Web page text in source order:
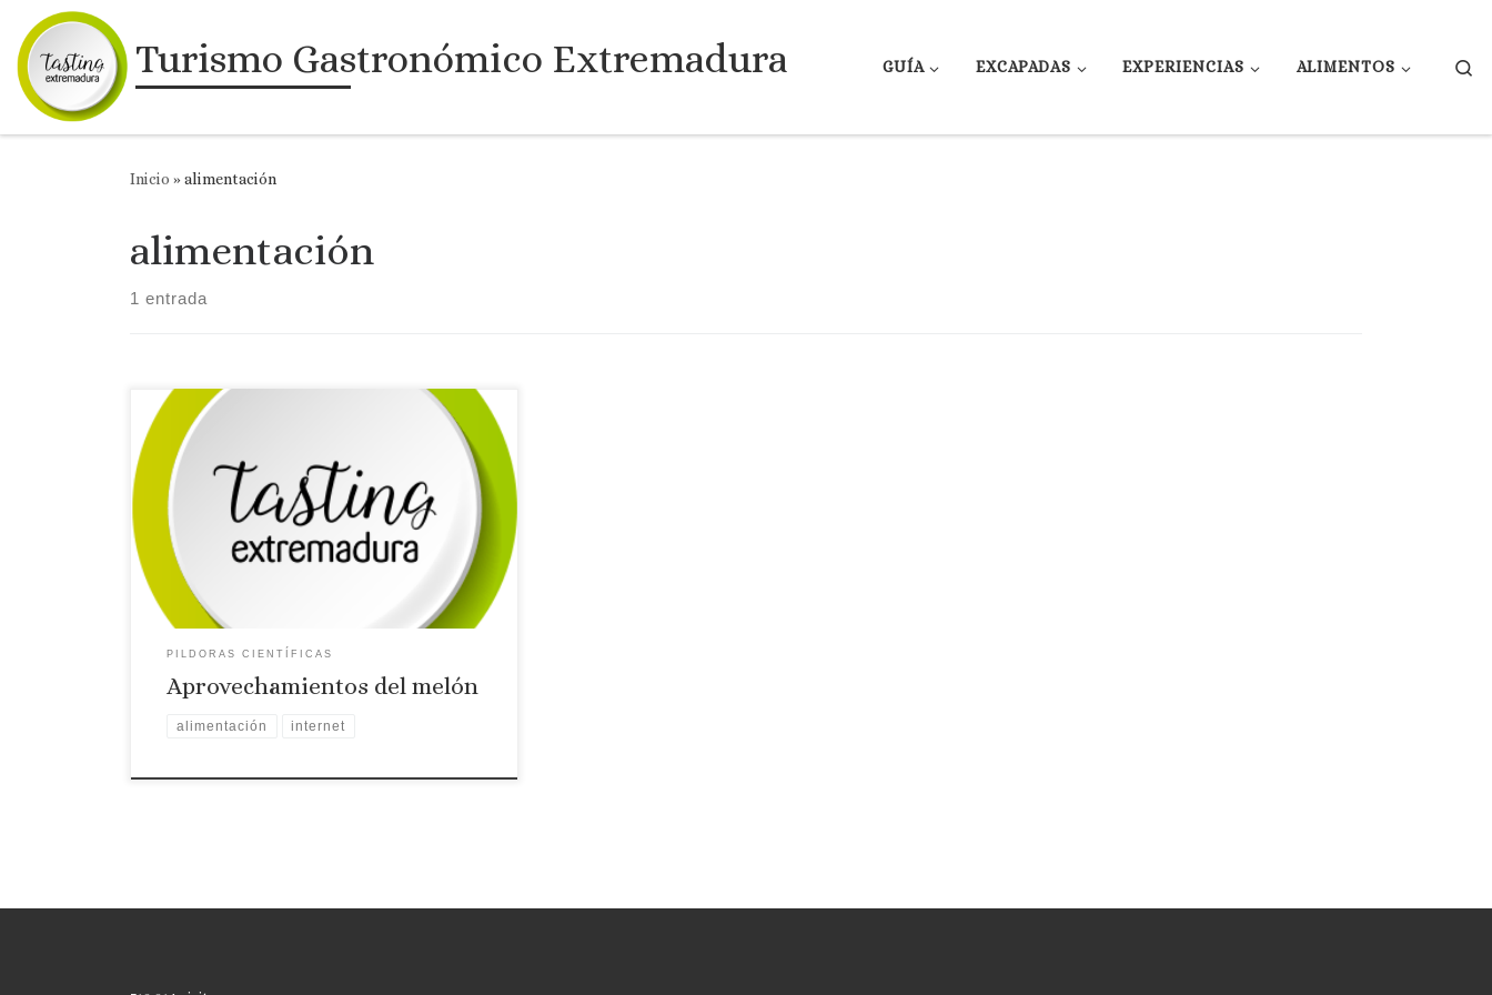
Saltar al contenido
Turismo Gastronómico Extremadura GUÍA EXCAPADAS EXPERIENCIAS ALIMENTOS
Inicio »alimentación
alimentación
1 entrada
María José Riballo Ruiz-Roso, investigadora de
CTAEX nos presenta los diferentes
aprovechamientos del melón.
PILDORAS CIENTÍFICAS
Aprovechamientos del melón
alimentación internet